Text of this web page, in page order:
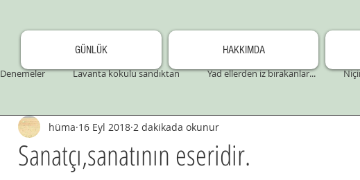
GÜNLÜK HAKKIMDA
Denemeler Lavanta kokulu sandıktan Yad ellerden iz bırakanlar...
Sanatçı,sanatının eseridir.
hüma 16 Eyl 2018 2 dakikada okunur